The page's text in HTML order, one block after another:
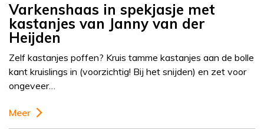
Varkenshaas in spekjasje met
kastanjes van Janny van der
Heijden
Zelf kastanjes poffen? Kruis tamme kastanjes aan de bolle
kant kruislings in (voorzichtig! Bij het snijden) en zet voor
ongeveer…
Meer